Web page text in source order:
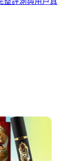
整評測與用戶真